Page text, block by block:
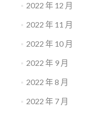
2022 年 12 月
2022 年 11 月
2022 年 10 月
2022 年 9 月
2022 年 8 月
2022 年 7 月